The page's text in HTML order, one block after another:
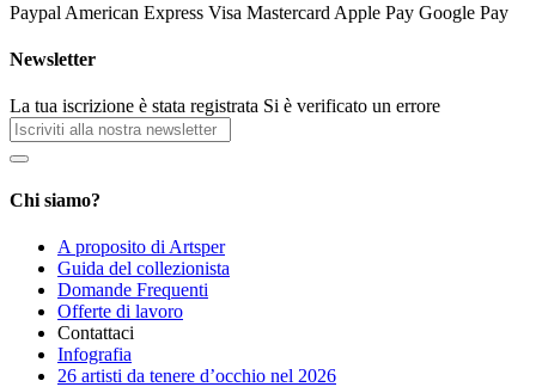
Paypal American Express Visa Mastercard Apple Pay Google Pay
Newsletter
La tua iscrizione è stata registrata Si è verificato un errore
Chi siamo?
A proposito di Artsper
Guida del collezionista
Domande Frequenti
Offerte di lavoro
Contattaci
Infografia
26 artisti da tenere d’occhio nel 2026